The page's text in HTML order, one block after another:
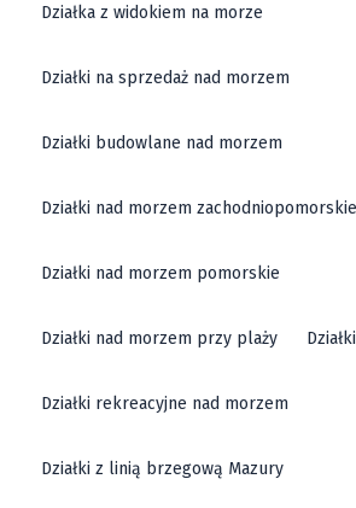
Działka z widokiem na morze
Działki na sprzedaż nad morzem
Działki budowlane nad morzem
Działki nad morzem zachodniopomorskie
Działki nad morzem pomorskie
Działki nad morzem przy plaży
Działki rekreacyjne nad morzem
Działki z linią brzegową Mazury